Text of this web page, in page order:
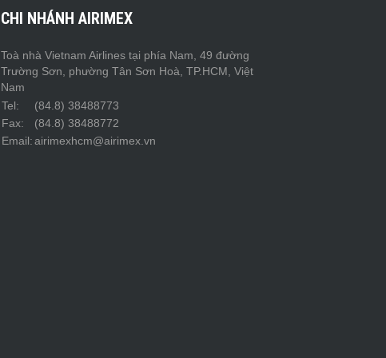
CHI NHÁNH AIRIMEX
Toà nhà Vietnam Airlines tại phía Nam, 49 đường
Trường Sơn, phường Tân Sơn Hoà, TP.HCM, Việt
Nam
Tel:
(84.8) 38488773
Fax:
(84.8) 38488772
Email:airimexhcm@airimex.vn